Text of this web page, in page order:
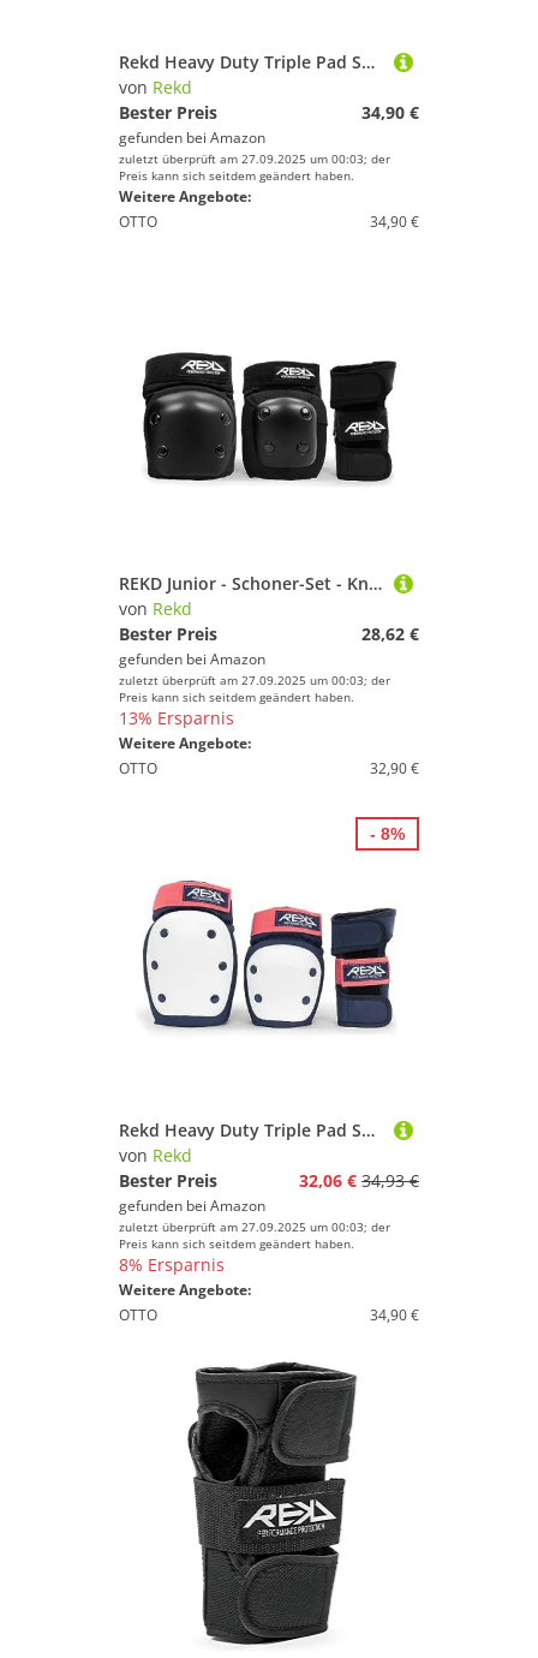
Rekd Heavy Duty Triple Pad Set Skateboard-Schutzset, Erwachsene Unisex, Mehrfarbig (Blue/Mint), M
von Rekd
Bester Preis
34,90 €
gefunden bei Amazon
zuletzt überprüft am 27.09.2025 um 00:03; der
Preis kann sich seitdem geändert haben.
Weitere Angebote:
OTTO
34,90 €
REKD Junior - Schoner-Set - Knie/Handgelenke/Ellbogen - robust - Schwarz - Gr L
von Rekd
Bester Preis
28,62 €
gefunden bei Amazon
zuletzt überprüft am 27.09.2025 um 00:03; der
Preis kann sich seitdem geändert haben.
13% Ersparnis
Weitere Angebote:
OTTO
32,90 €
Rekd Heavy Duty Triple Pad Set Skateboard-Schutz-Set, Unisex, Erwachsene, Mehrfarbig (Blue/Pink), M
von Rekd
Bester Preis
32,06 € 34,93 €
gefunden bei Amazon
zuletzt überprüft am 27.09.2025 um 00:03; der
Preis kann sich seitdem geändert haben.
8% Ersparnis
Weitere Angebote:
OTTO
34,90 €
- 8%